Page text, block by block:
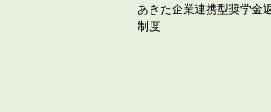
あきた企業連携型奨学金
制度